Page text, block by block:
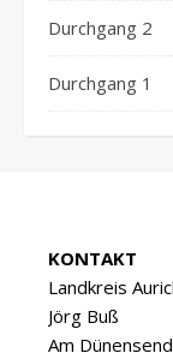
Durchgang 2
Durchgang 1
KONTAKT
Landkreis
Jörg Buß
Am